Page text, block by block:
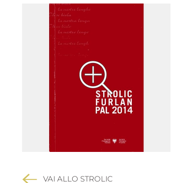
VAI ALLO STROLIC